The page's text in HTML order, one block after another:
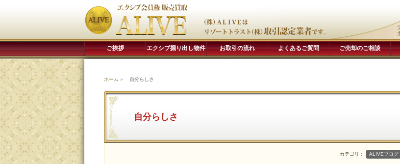
ご挨拶 エクシブ掘り出し物件 お取引の流れ よくあるご質問 ご売却のご相談
ホーム » 自分らしさ
自分らしさ
カテゴリ： ALIVEブログ